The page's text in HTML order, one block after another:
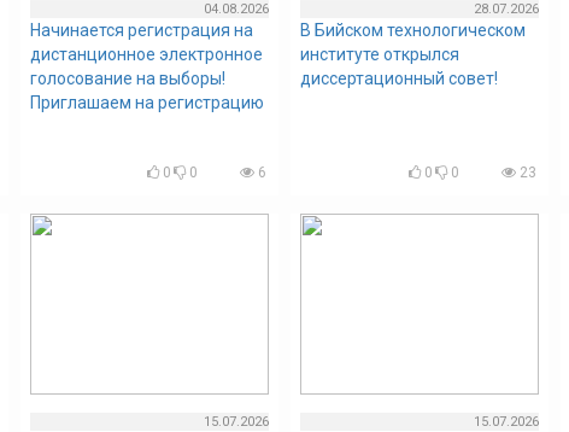
04.08.2026
Начинается регистрация на
дистанционное электронное
голосование на выборы!
Приглашаем на регистрацию
0 0 6
28.07.2026
В Бийском технологическом
институте открылся
диссертационный совет!
0 0 23
15.07.2026 15.07.2026